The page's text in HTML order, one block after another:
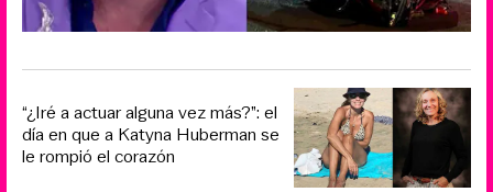
“¿Iré a actuar alguna vez más?”: el
día en que a Katyna Huberman se
le rompió el corazón